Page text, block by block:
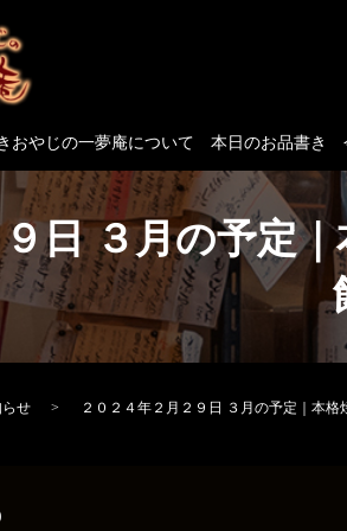
おやじの一夢庵について 本日のお品書き
日 ３月の予定
らせ ２０２４年２月２９日 ３月の予定｜本